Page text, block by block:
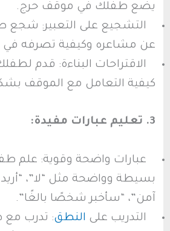
يضع طفلك في موقف حرج.
التشجيع على التعبير: شجع
عن مشاعره وكيفية تصرفه في
الاقتراحات البناءة: قدم
كيفية التعامل مع الموقف
3. تعليم عبارات مفيدة:
عبارات واضحة وقوية: علم
بسيطة وواضحة مثل “لا”،
آمن”، “سأخبر شخصًا بالغًا”.
التدريب على النطق: تدرب